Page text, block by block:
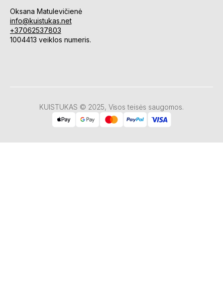
Oksana Matulevičienė
info@kuistukas.net
+37062537803
1004413 veiklos numeris.
KUISTUKAS © 2025, Visos teisės saugomos.